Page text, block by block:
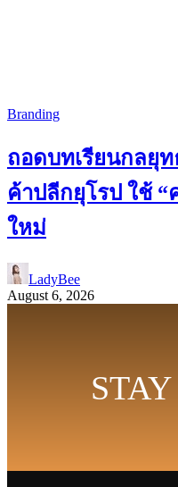
Branding
ถอดบทเรียนกลยุท
ค้าปลีกยุโรป ใช้ “
ใหม่
LadyBee
August 6, 2026